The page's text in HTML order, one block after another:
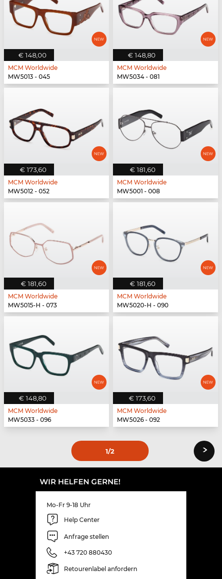
€ 148,00
MCM Worldwide
MW5013 - 045
€ 148,80
MCM Worldwide
MW5034 - 081
€ 173,60
MCM Worldwide
MW5012 - 052
€ 181,60
MCM Worldwide
MW5001 - 008
€ 181,60
MCM Worldwide
MW5015-H - 073
€ 181,60
MCM Worldwide
MW5020-H - 090
€ 148,80
MCM Worldwide
MW5033 - 096
€ 173,60
MCM Worldwide
MW5026 - 092
1/2 ›
WIR HELFEN GERNE!
Mo-Fr 9-18 Uhr
Help Center
Anfrage stellen
+43 720 880430
Retourenlabel anfordern